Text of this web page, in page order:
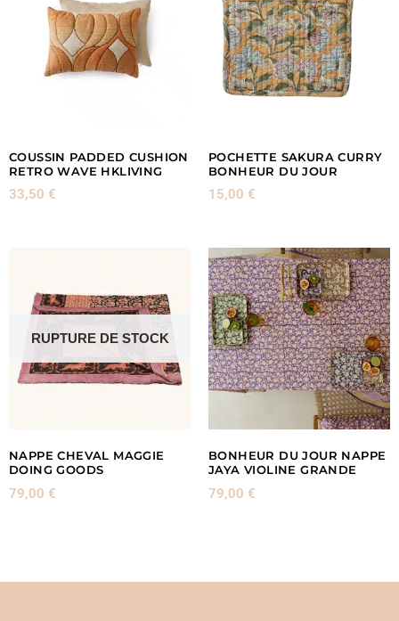
COUSSIN PADDED CUSHION
RETRO WAVE HKLIVING
33,50 €
POCHETTE SAKURA CURRY
BONHEUR DU JOUR
15,00 €
RUPTURE DE STOCK
NAPPE CHEVAL MAGGIE
DOING GOODS
79,00 €
BONHEUR DU JOUR NAPPE
JAYA VIOLINE GRANDE
79,00 €